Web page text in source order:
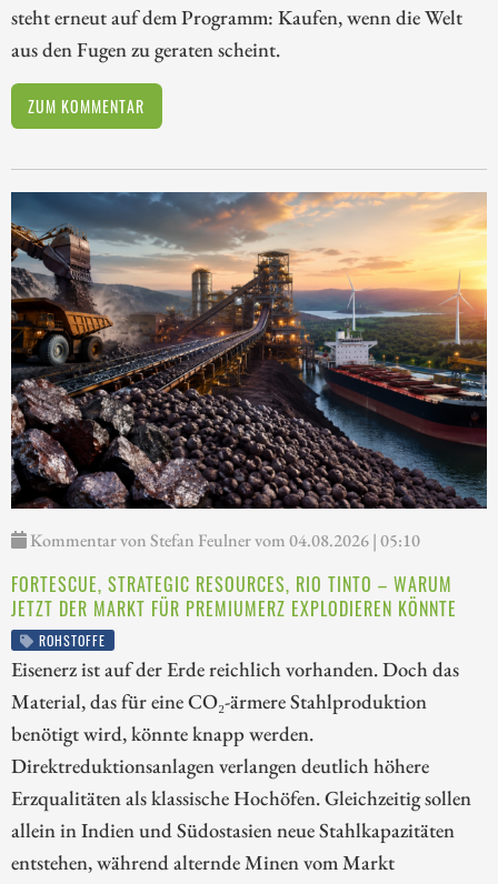
steht erneut auf dem Programm: Kaufen, wenn die Welt
aus den Fugen zu geraten scheint.
ZUM KOMMENTAR
Kommentar von Stefan Feulner vom 04.08.2026 | 05:10
FORTESCUE, STRATEGIC RESOURCES, RIO TINTO – WARUM
JETZT DER MARKT FÜR PREMIUMERZ EXPLODIEREN KÖNNTE
ROHSTOFFE
Eisenerz ist auf der Erde reichlich vorhanden. Doch das
Material, das für eine CO₂-ärmere Stahlproduktion
benötigt wird, könnte knapp werden.
Direktreduktionsanlagen verlangen deutlich höhere
Erzqualitäten als klassische Hochöfen. Gleichzeitig sollen
allein in Indien und Südostasien neue Stahlkapazitäten
entstehen, während alternde Minen vom Markt